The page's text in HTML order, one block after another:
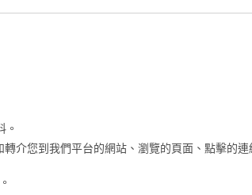
。
介您到我們平台的網站、瀏覽的頁面、點擊的